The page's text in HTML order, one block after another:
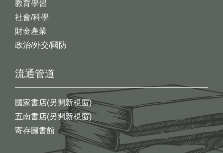
教育學習
社會/科學
財金產業
政治/外交/國防
流通管道
國家書店(另開新視窗)
五南書店(另開新視窗)
寄存圖書館